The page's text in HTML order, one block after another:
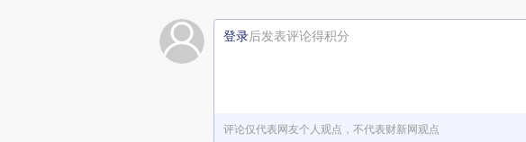
登录后发表评论得积分
评论仅代表网友个人观点，不代表财新网观点